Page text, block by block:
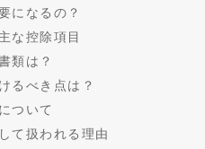
になるの？
な控除項目
類は？
るべき点は？
ついて
て扱われる理由